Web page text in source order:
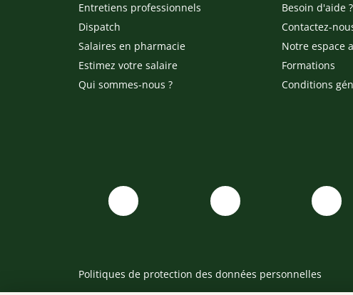
Entretiens professionnels
Dispatch
Salaires en pharmacie
Estimez votre salaire
Qui sommes-nous ?
Besoin d'aide ?
Contactez-
Notre espace
Formations
Conditions
Politiques de protection des données personnelles